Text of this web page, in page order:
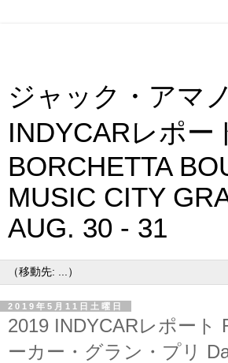
ジャック・アマ
INDYCARレポー
BORCHETTA
MUSIC CITY
AUG. 30 - 31
2019年5月11日土曜日
2019 INDYCARレポート
ーカー・グラン・プリ